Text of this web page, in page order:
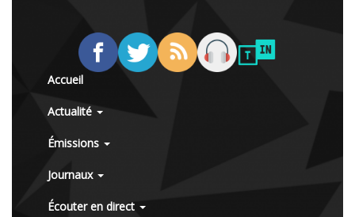
Accueil
Actualité
Émissions
Journaux
Écouter en direct